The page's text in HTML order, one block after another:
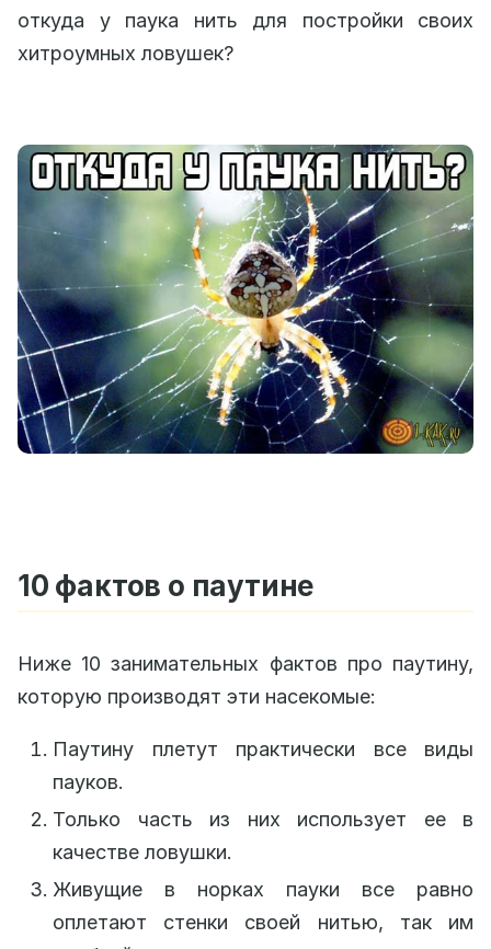
откуда у паука нить для постройки своих
хитроумных ловушек?
10 фактов о паутине
Ниже 10 занимательных фактов про паутину,
которую производят эти насекомые:
Паутину плетут практически все виды
пауков.
Только часть из них использует ее в
качестве ловушки.
Живущие в норках пауки все равно
оплетают стенки своей нитью, так им